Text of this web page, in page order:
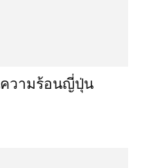
ความร้อนญี่ปุ่น